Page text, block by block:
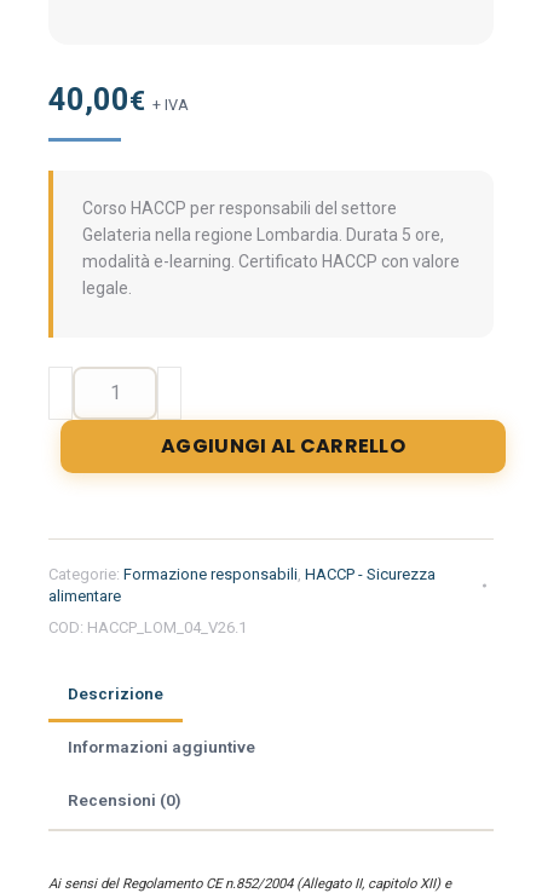
40,00€ + IVA
Corso HACCP per responsabili del settore
Gelateria nella regione Lombardia. Durata 5 ore,
modalità e-learning. Certificato HACCP con valore
legale.
Formazione
per
responsabili
alimentare
nella
regione
Lombardia
quantità
AGGIUNGI AL CARRELLO
Categorie: Formazione responsabili, HACCP - Sicurezza
alimentare
COD: HACCP_LOM_04_V26.1
Descrizione
Informazioni aggiuntive
Recensioni (0)
Ai sensi del Regolamento CE n.852/2004 (Allegato II, capitolo XII) e